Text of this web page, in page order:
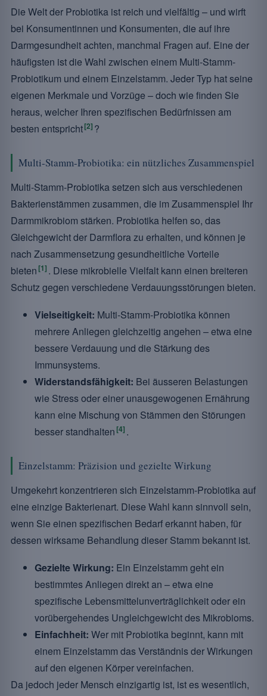
Die Welt der Probiotika ist reich und vielfältig – und wirft
bei Konsumentinnen und Konsumenten, die auf ihre
Darmgesundheit achten, manchmal Fragen auf. Eine der
häufigsten ist die Wahl zwischen einem Multi-Stamm-
Probiotikum und einem Einzelstamm. Jeder Typ hat seine
eigenen Merkmale und Vorzüge – doch wie finden Sie
heraus, welcher Ihren spezifischen Bedürfnissen am
besten entspricht[2] ?
Multi-Stamm-Probiotika: ein nützliches Zusammenspiel
Multi-Stamm-Probiotika setzen sich aus verschiedenen
Bakterienstämmen zusammen, die im Zusammenspiel Ihr
Darmmikrobiom stärken. Probiotika helfen so, das
Gleichgewicht der Darmflora zu erhalten, und können je
nach Zusammensetzung gesundheitliche Vorteile
bieten [1] . Diese mikrobielle Vielfalt kann einen breiteren
Schutz gegen verschiedene Verdauungsstörungen bieten.
Vielseitigkeit: Multi-Stamm-Probiotika können
mehrere Anliegen gleichzeitig angehen – etwa eine
bessere Verdauung und die Stärkung des
Immunsystems.
Widerstandsfähigkeit: Bei äusseren Belastungen
wie Stress oder einer unausgewogenen Ernährung
kann eine Mischung von Stämmen den Störungen
besser standhalten [4] .
Einzelstamm: Präzision und gezielte Wirkung
Umgekehrt konzentrieren sich Einzelstamm-Probiotika auf
eine einzige Bakterienart. Diese Wahl kann sinnvoll sein,
wenn Sie einen spezifischen Bedarf erkannt haben, für
dessen wirksame Behandlung dieser Stamm bekannt ist.
Gezielte Wirkung: Ein Einzelstamm geht ein
bestimmtes Anliegen direkt an – etwa eine
spezifische Lebensmittelunverträglichkeit oder ein
vorübergehendes Ungleichgewicht des Mikrobioms.
Einfachheit: Wer mit Probiotika beginnt, kann mit
einem Einzelstamm das Verständnis der Wirkungen
auf den eigenen Körper vereinfachen.
Da jedoch jeder Mensch einzigartig ist, ist es wesentlich,